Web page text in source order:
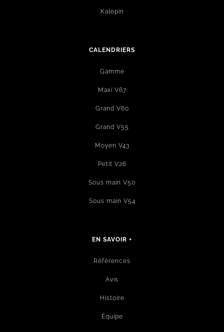
Kalepin
CALENDRIERS
Gamme
Maxi V67
Grand V60
Grand V55
Moyen V43
Petit V26
Sous main V50
Sous main V54
EN SAVOIR +
Références
Avis
Histoire
Équipe